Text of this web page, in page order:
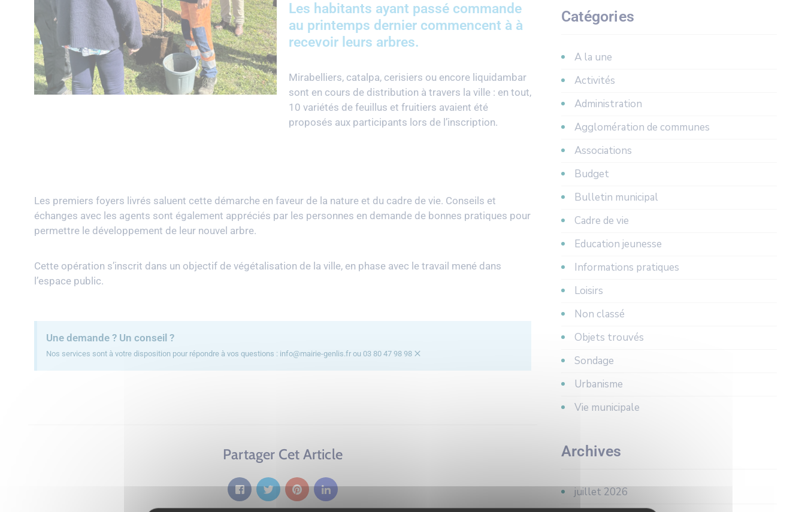
Les habitants ayant passé commande
au printemps dernier commencent à à
recevoir leurs arbres.
Mirabelliers, catalpa, cerisiers ou encore liquidambar
sont en cours de distribution à travers la ville : en tout,
10 variétés de feuillus et fruitiers avaient été
proposés aux participants lors de l’inscription.
Les premiers foyers livrés saluent cette démarche en faveur de la nature et du cadre de vie. Conseils et
échanges avec les agents sont également appréciés par les personnes en demande de bonnes pratiques pour
permettre le développement de leur nouvel arbre.
Cette opération s’inscrit dans un objectif de végétalisation de la ville, en phase avec le travail mené dans
l’espace public.
Une demande ? Un conseil ?
Nos services sont à votre disposition pour répondre à vos questions : info@mairie-genlis.fr ou 03 80 47 98 98 ×
Partager Cet Article
Catégories
A la une
Activités
Administration
Agglomération de communes
Associations
Budget
Bulletin municipal
Cadre de vie
Education jeunesse
Informations pratiques
Loisirs
Non classé
Objets trouvés
Sondage
Urbanisme
Vie municipale
Archives
juillet 2026